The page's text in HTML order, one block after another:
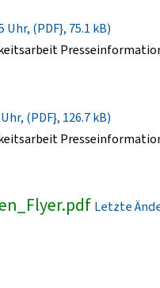
(PDF}, 75.1 kB)
(PDF}, 126.7 kB)
Letzte